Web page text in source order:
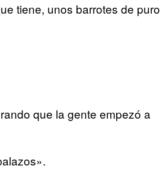
tiene, unos barrotes de puro
que la gente empezó a